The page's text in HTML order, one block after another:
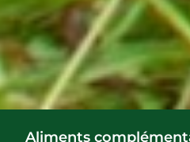
Aliments